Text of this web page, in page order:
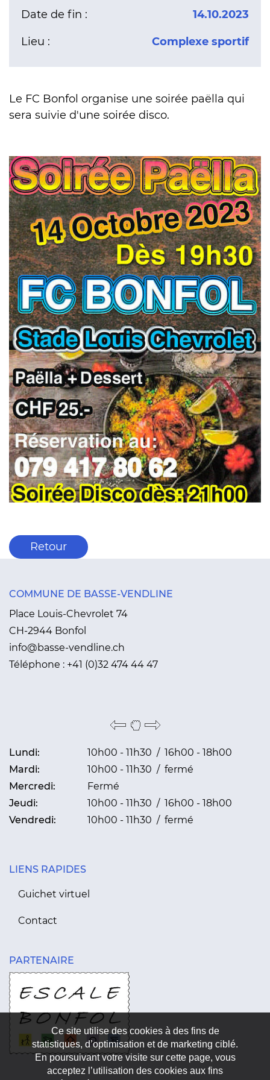
Date de fin : 14.10.2023
Lieu : Complexe sportif
Le FC Bonfol organise une soirée paëlla qui
sera suivie d'une soirée disco.
Retour
COMMUNE DE BASSE-VENDLINE
Place Louis-Chevrolet 74
CH-2944 Bonfol
info@basse-vendline.ch
Téléphone : +41 (0)32 474 44 47
Lundi:
10h00 - 11h30 / 16h00 - 18h00
Mardi:
10h00 - 11h30 / fermé
Mercredi:
Fermé
Jeudi:
10h00 - 11h30 / 16h00 - 18h00
Vendredi:
10h00 - 11h30 / fermé
LIENS RAPIDES
Guichet virtuel
Contact
PARTENAIRE
Ce site utilise des cookies à des fins de
statistiques, d’optimisation et de marketing ciblé.
En poursuivant votre visite sur cette page, vous
acceptez l’utilisation des cookies aux fins